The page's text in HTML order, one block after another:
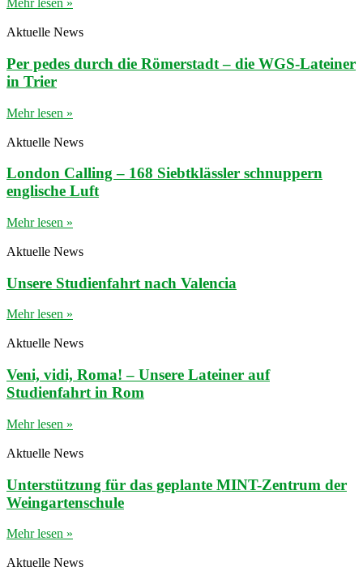
Mehr lesen »
Aktuelle News
Per pedes durch die Römerstadt – die WGS-Lateiner
in Trier
Mehr lesen »
Aktuelle News
London Calling – 168 Siebtklässler schnuppern
englische Luft
Mehr lesen »
Aktuelle News
Unsere Studienfahrt nach Valencia
Mehr lesen »
Aktuelle News
Veni, vidi, Roma! – Unsere Lateiner auf
Studienfahrt in Rom
Mehr lesen »
Aktuelle News
Unterstützung für das geplante MINT-Zentrum der
Weingartenschule
Mehr lesen »
Aktuelle News